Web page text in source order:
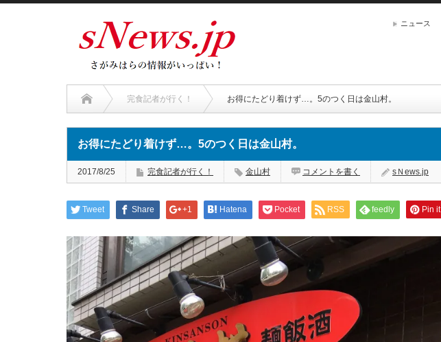
ニュース
完食記者が行く！ お得にたどり着けず…。5のつく日は金山村。
お得にたどり着けず…。5のつく日は金山村。
2017/8/25 完食記者が行く！ 金山村 コメントを書く sＮews.jp
Tweet Share +1 Hatena Pocket RSS feedly Pin it